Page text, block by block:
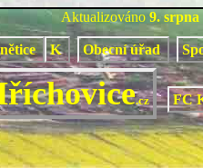
Aktualizováno 9. srpna
K Obecní úřad
.cz FC